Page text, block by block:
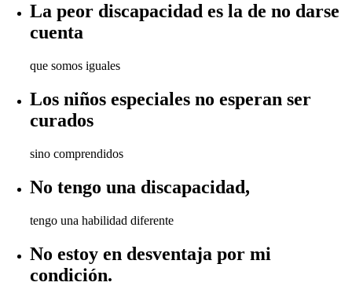
La peor discapacidad es la de no darse
cuenta
que somos iguales
Los niños especiales no esperan ser
curados
sino comprendidos
No tengo una discapacidad,
tengo una habilidad diferente
No estoy en desventaja por mi
condición.